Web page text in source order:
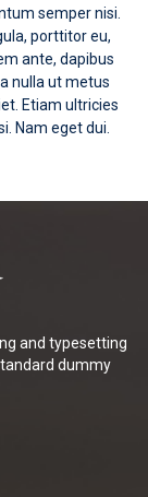
semper nisi.
porttitor eu,
ante, dapibus
nulla ut metus
Etiam ultricies
Nam eget dui.
and typesetting
dummy